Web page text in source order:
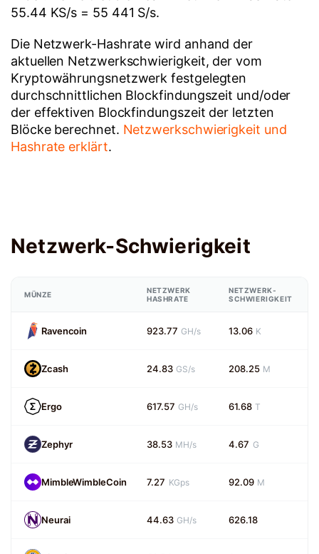
55.44 KS/s = 55 441 S/s.
Die Netzwerk-Hashrate wird anhand der
aktuellen Netzwerkschwierigkeit, der vom
Kryptowährungsnetzwerk festgelegten
durchschnittlichen Blockfindungszeit und/oder
der effektiven Blockfindungszeit der letzten
Blöcke berechnet. Netzwerkschwierigkeit und
Hashrate erklärt.
Netzwerk-Schwierigkeit
MÜNZE
NETZWERK
HASHRATE
NETZWERK-
SCHWIERIGKEIT
Ravencoin 923.77 GH/s 13.06 K
Zcash 24.83 GS/s 208.25 M
Ergo 617.57 GH/s 61.68 T
Zephyr 38.53 MH/s 4.67 G
MimbleWimbleCoin 7.27 KGps 92.09 M
Neurai 44.63 GH/s 626.18